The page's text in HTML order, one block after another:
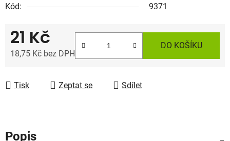
Kód:
9371
21 Kč
18,75 Kč bez DPH
DO KOŠÍKU
Tisk Zeptat se Sdílet
Popis